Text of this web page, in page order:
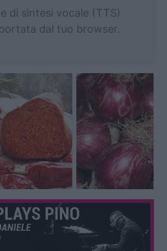
di sintesi vocale (TTS)
dal tuo browser.